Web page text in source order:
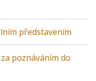
představením
poznáváním do